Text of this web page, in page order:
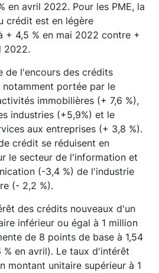
en avril 2022. Pour les PME, la
crédit est en légère
+ 4,5 % en mai 2022 contre +
2022.
de l'encours des crédits
notamment portée par le
immobilières (+ 7,6 %),
industries (+5,9%) et le
aux entreprises (+ 3,8 %).
crédit se réduisent en
le secteur de l'information et
(-3,4 %) de l'industrie
(- 2,2 %).
des crédits nouveaux d'un
inférieur ou égal à 1 million
de 8 points de base à 1,54
% en avril). Le taux d'intérêt
montant unitaire supérieur à 1